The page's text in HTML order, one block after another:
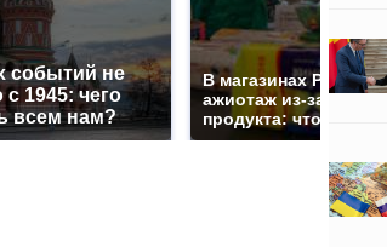
событий не
1945: чего
всем нам?
В магазинах России
ажиотаж из-за этого
продукта: что купить?